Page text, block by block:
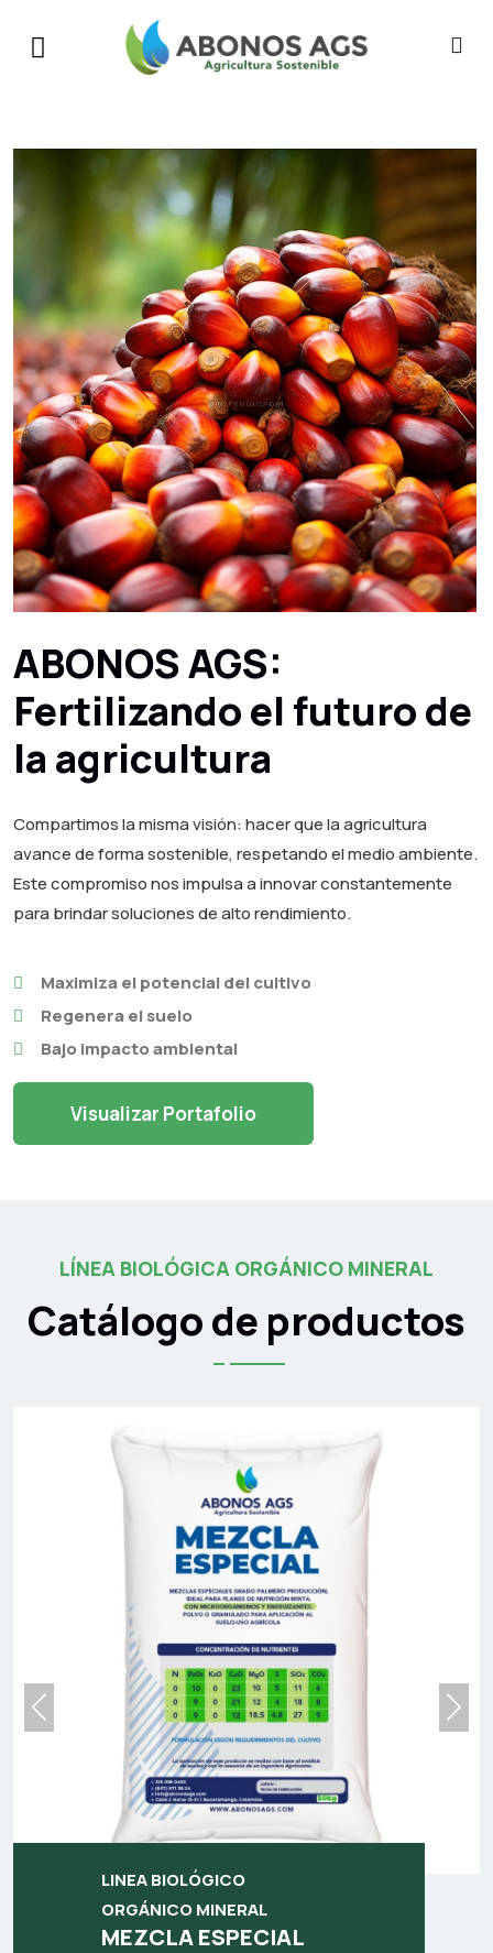
ABONOS AGS:
Fertilizando el futuro de
la agricultura
Compartimos la misma visión: hacer que la agricultura
avance de forma sostenible, respetando el medio ambiente.
Este compromiso nos impulsa a innovar constantemente
para brindar soluciones de alto rendimiento.
Maximiza el potencial del cultivo
Regenera el suelo
Bajo impacto ambiental
Visualizar Portafolio
LÍNEA BIOLÓGICA ORGÁNICO MINERAL
Catálogo de productos
LINEA BIOLÓGICO
ORGÁNICO MINERAL
MEZCLA ESPECIAL